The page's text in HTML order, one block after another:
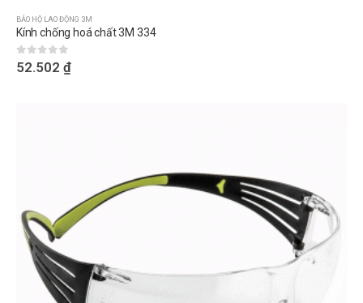
BẢO HỘ LAO ĐỘNG 3M
Kính chống hoá chất 3M 334
0out of 5
52.502 ₫